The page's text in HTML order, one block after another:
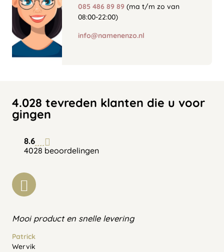
085 486 89 89 (ma t/m zo van
08:00-22:00)
info@namenenzo.nl
4.028 tevreden klanten die u voor
gingen
8.6
4028 beoordelingen
Mooi product en snelle levering
Patrick
Wervik